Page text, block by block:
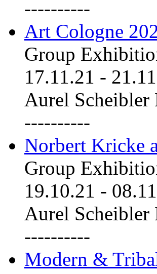
----------
Art Cologne
Group
17.11.21 -
Aurel Scheibler
----------
Norbert Kricke
Group
19.10.21 -
Aurel Scheibler
----------
Modern &